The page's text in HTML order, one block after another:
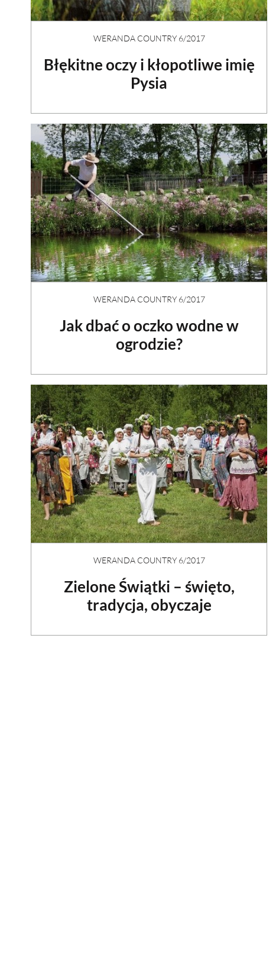
WERANDA COUNTRY 6/2017
Błękitne oczy i kłopotliwe imię
Pysia
WERANDA COUNTRY 6/2017
Jak dbać o oczko wodne w
ogrodzie?
WERANDA COUNTRY 6/2017
Zielone Świątki – święto,
tradycja, obyczaje